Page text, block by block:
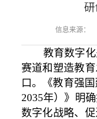
信息来源：
教育数字
赛道和塑造教
口。《教育强
2035年）》明
数字化战略、